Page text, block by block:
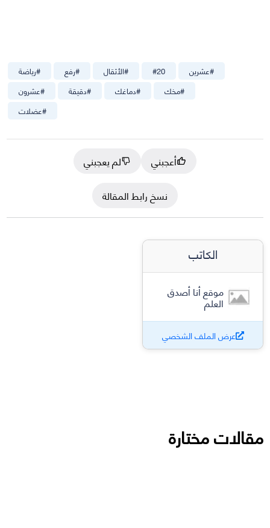
#رياضة #رفع #الأثقال #20 #عشرين
#عشرون #دقيقة #دماغك #مخك
#عضلات
أعجبني
لم يعجبني
نسخ رابط المقالة
الكاتب
موقع أنا أصدق
العلم
عرض الملف الشخصي
مقالات مختارة